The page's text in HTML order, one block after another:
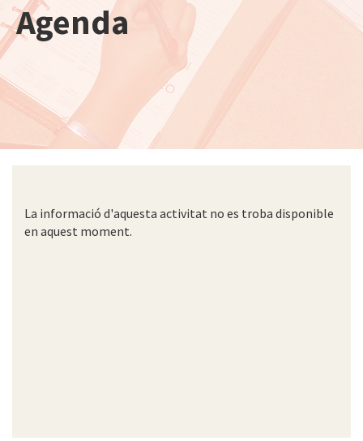
Agenda
La informació d'aquesta activitat no es troba disponible
en aquest moment.